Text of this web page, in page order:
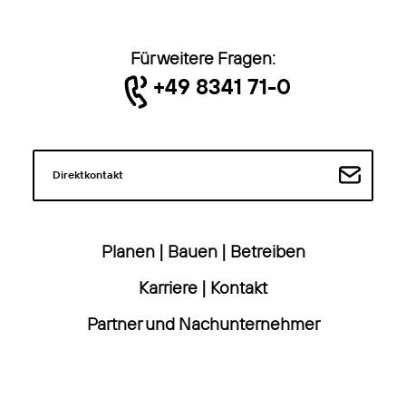
Für weitere Fragen:
+49 8341 71-0
Direktkontakt
Planen| Bauen| Betreiben
Karriere | Kontakt
Partner und Nachunternehmer